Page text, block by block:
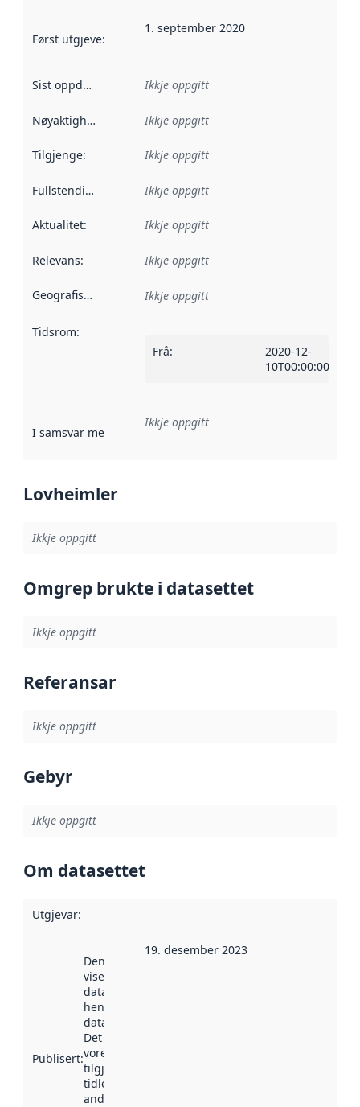
Først utgjeve: Denne datoen seier når dataa i dette
1. september 2020
Sist oppdatert Ikkje oppgitt
Nøyaktigheit Ikkje oppgitt
Tilgjenge: Ikkje oppgitt
Fullstendigheit Ikkje oppgitt
Aktualitet: Ikkje oppgitt
Relevans: Ikkje oppgitt
Geografisk område Ikkje oppgitt
Tidsrom:
Frå:
2020-12-
10T00:00:00Z
I samsvar med Referanse til ei implementeringsregel eller
Ikkje oppgitt
Lovheimler
Ikkje oppgitt
Omgrep brukte i datasettet
Ikkje oppgitt
Referansar
Ikkje oppgitt
Gebyr
Ikkje oppgitt
Om datasettet
Utgjevar:
Publisert:
Denne datoen
viser når
datasettet vart
henta inn av
data.norge.no.
Det kan ha
vore
tilgjengeleg
tidlegare
andre stader.
19. desember 2023